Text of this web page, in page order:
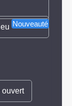
Nouveauté
ouvert